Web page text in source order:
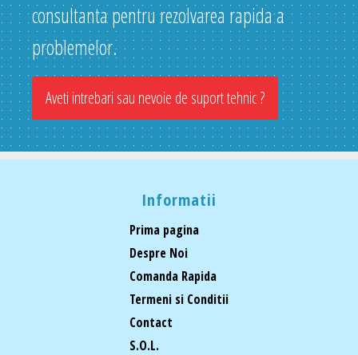
consultanta pentru rezolvarea rapida a
problemelor.
Aveti intrebari sau nevoie de suport tehnic ?
Informatii
Prima pagina
Despre Noi
Comanda Rapida
Termeni si Conditii
Contact
S.O.L.